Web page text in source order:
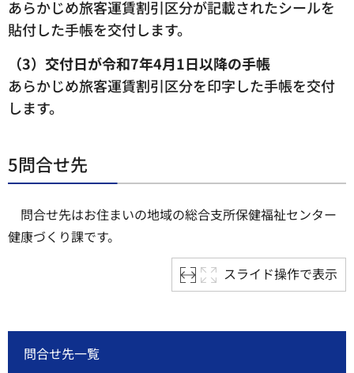
あらかじめ旅客運賃割引区分が記載されたシールを
貼付した手帳を交付します。
（3）交付日が令和7年4月1日以降の手帳
あらかじめ旅客運賃割引区分を印字した手帳を交付
します。
5問合せ先
問合せ先はお住まいの地域の総合支所保健福祉センター
健康づくり課です。
スライド操作で表示
問合せ先一覧